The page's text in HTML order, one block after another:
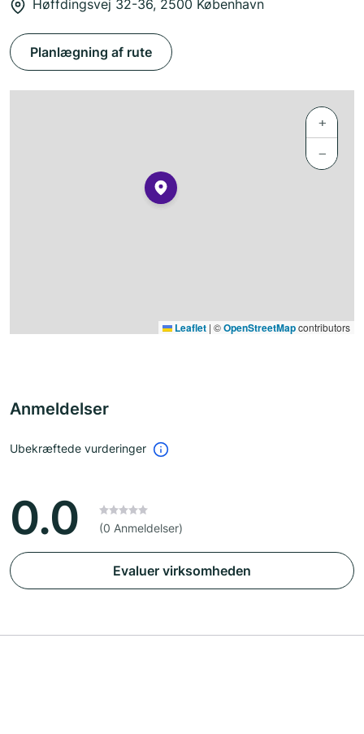
Høffdingsvej 32-36, 2500 København
Planlægning af rute
+
−
Leaflet | ©OpenStreetMapcontributors
Anmeldelser
Ubekræftede vurderinger
0.0 (0 Anmeldelser)
Evaluer virksomheden